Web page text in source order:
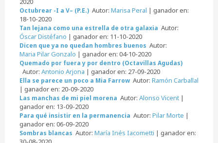
Octubrear -I a V– (P.E.) Autor: Marisa Peral | ganador en:
18-10-2020
Tan lejana como una estrella de otra galaxia Autor:
Óscar Distéfano | ganador en: 11-10-2020
Dicen que ya no quedan hombres buenos Autor:
Maria Pilar Gonzalo | ganador en: 04-10-2020
Quemado por fuera y por dentro (Octavillas Agudas)
Autor: Antonio Arjona | ganador en: 27-09-2020
Ella se parece un poco a Mia Farrow Autor: Ramón Carballal
| ganador en: 20-09-2020
Las manchas de mi piel morena Autor: Alonso Vicent |
ganador en: 13-09-2020
Para qué insistir en la permanencia Autor: Pilar Morte |
ganador en: 06-09-2020
Sombras blancas Autor: María Inés Iacometti | ganador en: